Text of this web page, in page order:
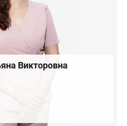
Викторовна